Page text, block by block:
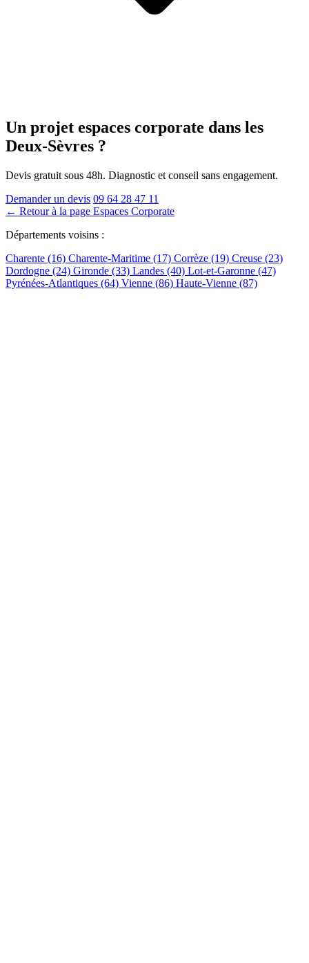
Un projet espaces corporate dans les
Deux-Sèvres ?
Devis gratuit sous 48h. Diagnostic et conseil sans engagement.
Demander un devis 09 64 28 47 11
← Retour à la page Espaces Corporate
Départements voisins :
Charente (16) Charente-Maritime (17) Corrèze (19) Creuse (23)
Dordogne (24) Gironde (33) Landes (40) Lot-et-Garonne (47)
Pyrénées-Atlantiques (64) Vienne (86) Haute-Vienne (87)